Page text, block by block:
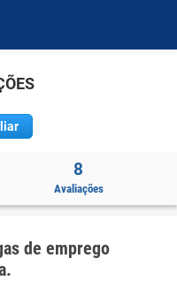
8
Avaliações
de emprego